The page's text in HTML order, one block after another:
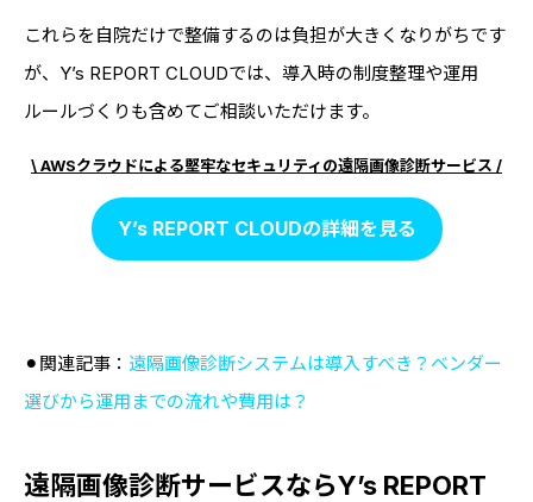
これらを自院だけで整備するのは負担が大きくなりがちです
が、Y’s REPORT CLOUDでは、導入時の制度整理や運用
ルールづくりも含めてご相談いただけます。
\ AWSクラウドによる堅牢なセキュリティの遠隔画像診断サービス /
Y’s REPORT CLOUDの詳細を見る
⚫︎関連記事： 遠隔画像診断システムは導入すべき？ベンダー
選びから運用までの流れや費用は？
遠隔画像診断サービスならY’s REPORT